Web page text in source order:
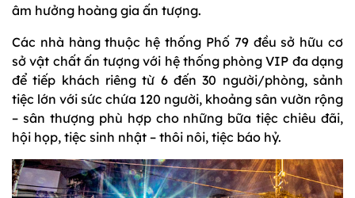
âm hưởng hoàng gia ấn tượng.
Các nhà hàng thuộc hệ thống Phố 79 đều sở hữu cơ
sở vật chất ấn tượng với hệ thống phòng VIP đa dạng
để tiếp khách riêng từ 6 đến 30 người/phòng, sảnh
tiệc lớn với sức chứa 120 người, khoảng sân vườn rộng
– sân thượng phù hợp cho những bữa tiệc chiêu đãi,
hội họp, tiệc sinh nhật – thôi nôi, tiệc báo hỷ.